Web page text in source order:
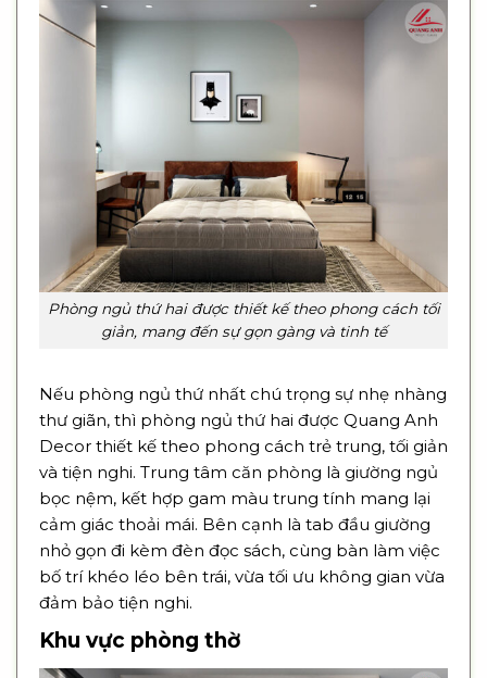
Phòng ngủ thứ hai được thiết kế theo phong cách tối
giản, mang đến sự gọn gàng và tinh tế
Nếu phòng ngủ thứ nhất chú trọng sự nhẹ nhàng
thư giãn, thì phòng ngủ thứ hai được Quang Anh
Decor thiết kế theo phong cách trẻ trung, tối giản
và tiện nghi. Trung tâm căn phòng là giường ngủ
bọc nệm, kết hợp gam màu trung tính mang lại
cảm giác thoải mái. Bên cạnh là tab đầu giường
nhỏ gọn đi kèm đèn đọc sách, cùng bàn làm việc
bố trí khéo léo bên trái, vừa tối ưu không gian vừa
đảm bảo tiện nghi.
Khu vực phòng thờ